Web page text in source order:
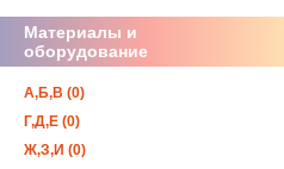
Материалы и
оборудование
А,Б,В (0)
Г,Д,Е (0)
Ж,З,И (0)